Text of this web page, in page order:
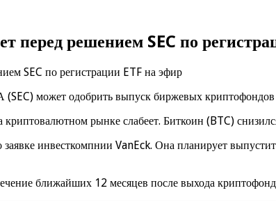
перед решением SEC по
может одобрить выпуск биржевых
криптовалютном рынке слабеет. Биткоин (BTC)
инвесткомпнии VanEck. Она планирует
ближайших 12 месяцев после выхода